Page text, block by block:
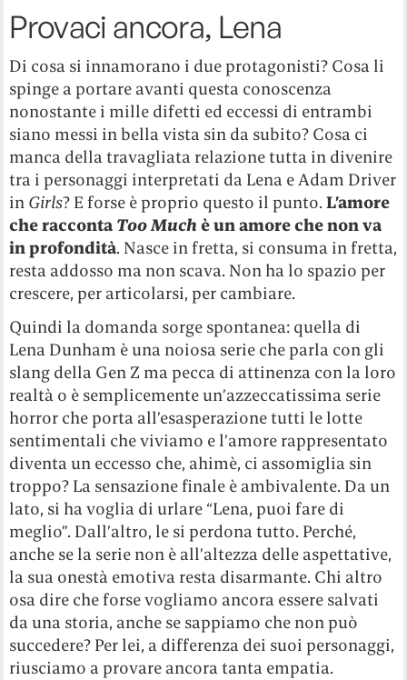
Provaci ancora, Lena
Di cosa si innamorano i due protagonisti? Cosa li
spinge a portare avanti questa conoscenza
nonostante i mille difetti ed eccessi di entrambi
siano messi in bella vista sin da subito? Cosa ci
manca della travagliata relazione tutta in divenire
tra i personaggi interpretati da Lena e Adam Driver
in Girls? E forse è proprio questo il punto.L’amore
che racconta Too Much è un amore che non va
in profondità. Nasce in fretta, si consuma in fretta,
resta addosso ma non scava. Non ha lo spazio per
crescere, per articolarsi, per cambiare.
Quindi la domanda sorge spontanea: quella di
Lena Dunham è una noiosa serie che parla con gli
slang della Gen Z ma pecca di attinenza con la loro
realtà o è semplicemente un’azzeccatissima serie
horror che porta all’esasperazione tutti le lotte
sentimentali che viviamo e l’amore rappresentato
diventa un eccesso che, ahimè, ci assomiglia sin
troppo? La sensazione finale è ambivalente. Da un
lato, si ha voglia di urlare “Lena, puoi fare di
meglio”. Dall’altro, le si perdona tutto. Perché,
anche se la serie non è all’altezza delle aspettative,
la sua onestà emotiva resta disarmante. Chi altro
osa dire che forse vogliamo ancora essere salvati
da una storia, anche se sappiamo che non può
succedere? Per lei, a differenza dei suoi personaggi,
riusciamo a provare ancora tanta empatia.